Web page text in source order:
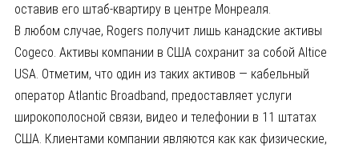
оставив его штаб-квартиру в центре Монреаля.
В любом случае, Rogers получит лишь канадские активы
Cogeco. Активы компании в США сохранит за собой Altice
USA. Отметим, что один из таких активов — кабельный
оператор Atlantic Broadband, предоставляет услуги
широкополосной связи, видео и телефонии в 11 штатах
США. Клиентами компании являются как как физические,